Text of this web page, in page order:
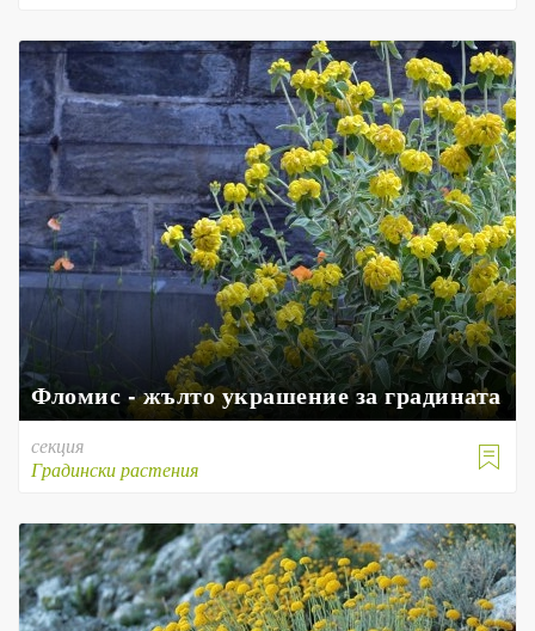
Фломис - жълто украшение за градината

секция
Градински растения